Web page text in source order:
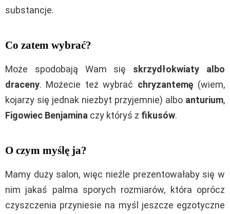
substancje.
Co zatem wybrać?
Może spodobają Wam się skrzydłokwiaty albo
draceny. Możecie też wybrać chryzantemę (wiem,
kojarzy się jednak niezbyt przyjemnie) albo anturium,
Figowiec Benjamina czy któryś z fikusów.
O czym myślę ja?
Mamy duży salon, więc nieźle prezentowałaby się w
nim jakaś palma sporych rozmiarów, która oprócz
czyszczenia przyniesie na myśl jeszcze egzotyczne